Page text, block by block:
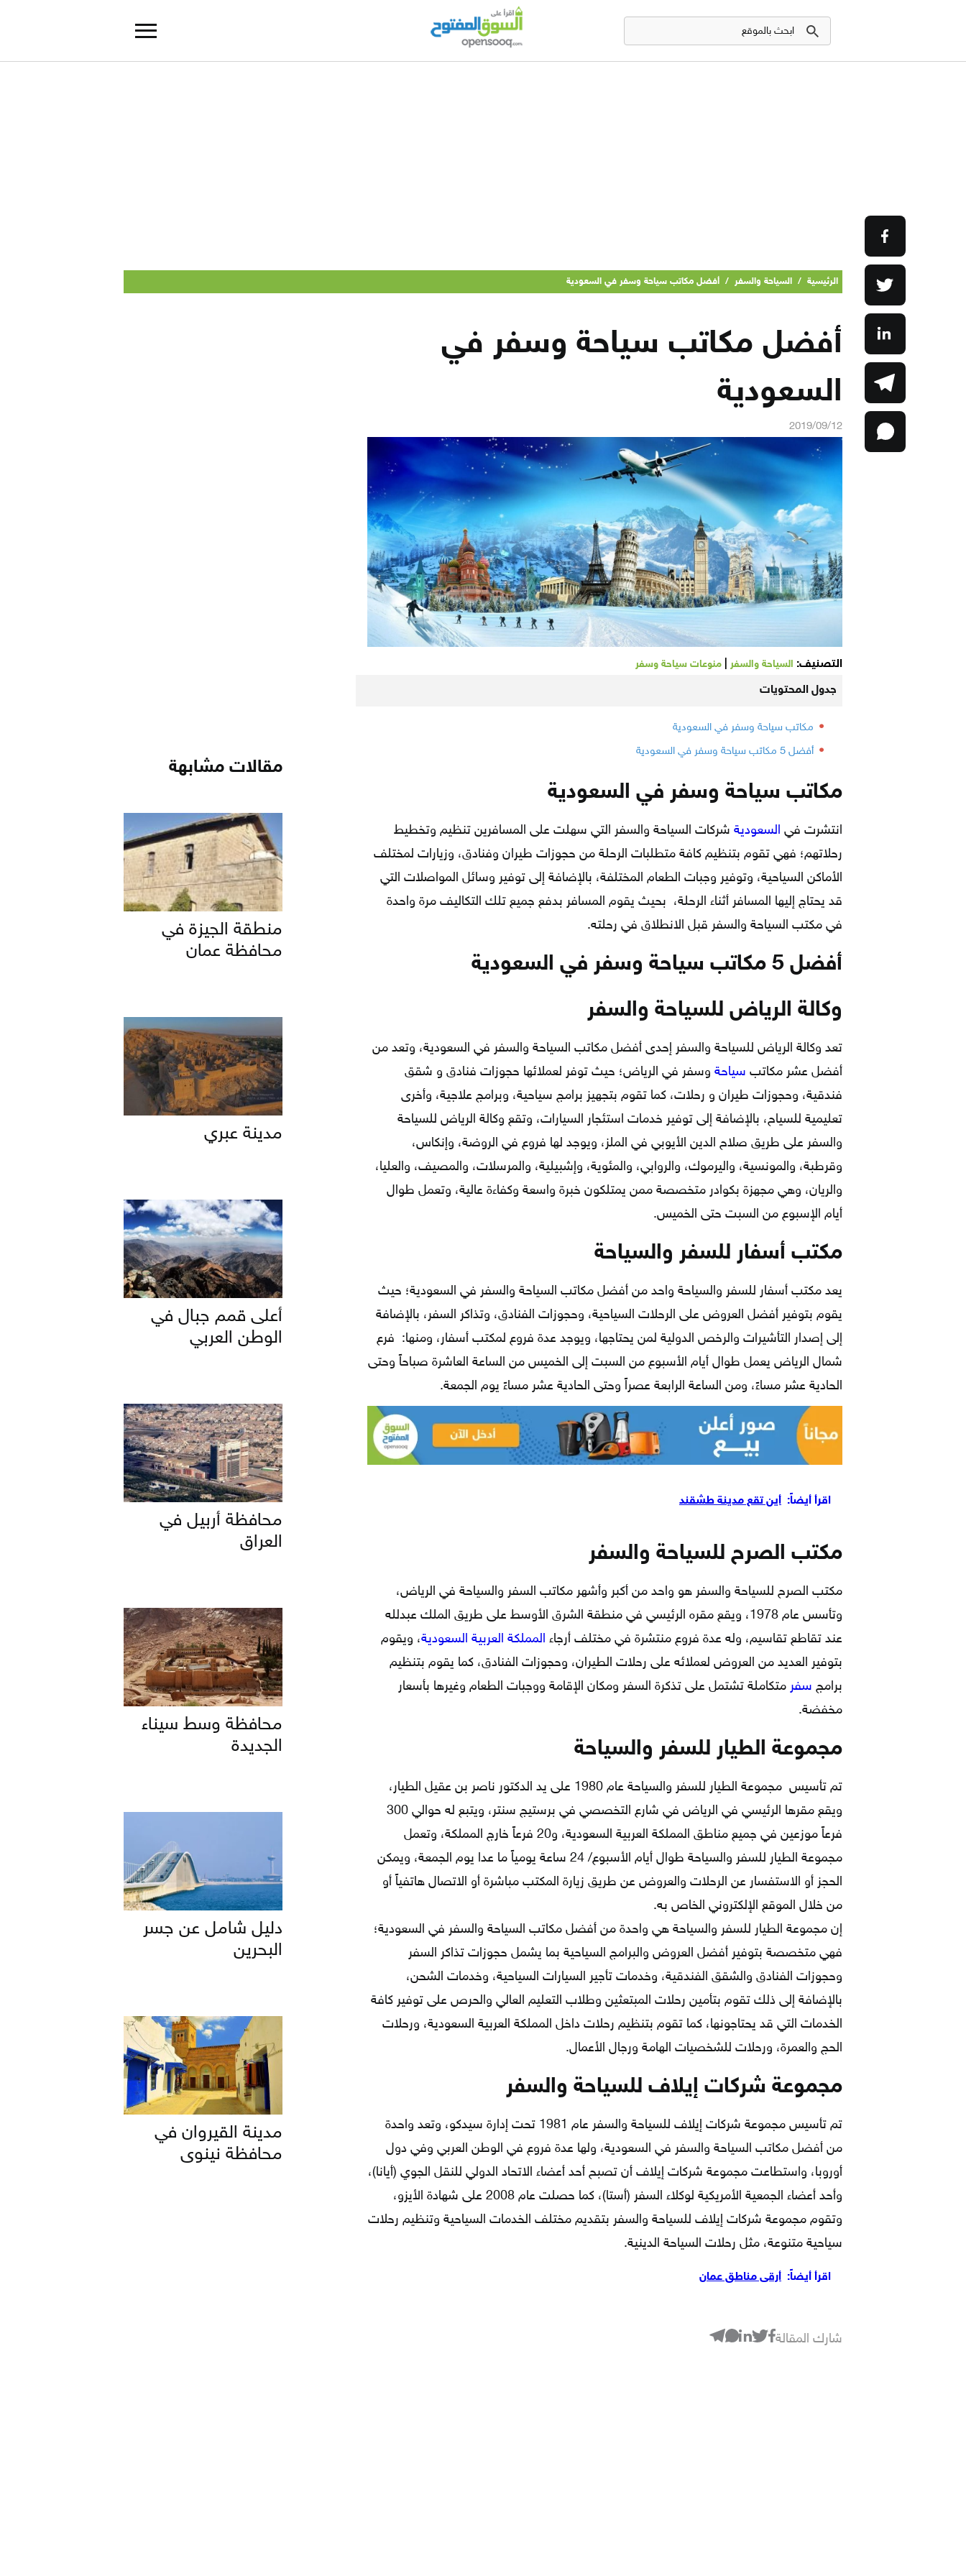
الرئيسية / السياحة والسفر / أفضل مكاتب سياحة وسفر في السعودية
أفضل مكاتب سياحة وسفر في
السعودية
2019/09/12
التصنيف: السياحة والسفر منوعات سياحة وسفر
جدول المحتويات
مكاتب سياحة وسفر في السعودية
أفضل 5 مكاتب سياحة وسفر في السعودية
مكاتب سياحة وسفر في السعودية
انتشرت في السعودية شركات السياحة والسفر التي سهلت على المسافرين تنظيم وتخطيط
رحلاتهم؛ فهي تقوم بتنظيم كافة متطلبات الرحلة من حجوزات طيران وفنادق، وزيارات لمختلف
الأماكن السياحية، وتوفير وجبات الطعام المختلفة، بالإضافة إلى توفير وسائل المواصلات التي
قد يحتاج إليها المسافر أثناء الرحلة، بحيث يقوم المسافر بدفع جميع تلك التكاليف مرة واحدة
في مكتب السياحة والسفر قبل الانطلاق في رحلته.
أفضل 5 مكاتب سياحة وسفر في السعودية
وكالة الرياض للسياحة والسفر
تعد وكالة الرياض للسياحة والسفر إحدى أفضل مكاتب السياحة والسفر في السعودية، وتعد من
أفضل عشر مكاتب سياحة وسفر في الرياض؛ حيث توفر لعملائها حجوزات فنادق و شقق
فندقية، وحجوزات طيران و رحلات، كما تقوم بتجهيز برامج سياحية، وبرامج علاجية، وأخرى
تعليمية للسياح، بالإضافة إلى توفير خدمات استئجار السيارات، وتقع وكالة الرياض للسياحة
والسفر على طريق صلاح الدين الأيوبي في الملز، ويوجد لها فروع في الروضة، وإنكاس،
وقرطبة، والمونسية، واليرموك، والروابي، والمئوية، وإشبيلية، والمرسلات، والمصيف، والعليا،
والريان، وهي مجهزة بكوادر متخصصة ممن يمتلكون خبرة واسعة وكفاءة عالية، وتعمل طوال
أيام الإسبوع من السبت حتى الخميس.
مكتب أسفار للسفر والسياحة
يعد مكتب أسفار للسفر والسياحة واحد من أفضل مكاتب السياحة والسفر في السعودية؛ حيث
يقوم بتوفير أفضل العروض على الرحلات السياحية، وحجوزات الفنادق، وتذاكر السفر، بالإضافة
إلى إصدار التأشيرات والرخص الدولية لمن يحتاجها، ويوجد عدة فروع لمكتب أسفار، ومنها: فرع
شمال الرياض يعمل طوال أيام الأسبوع من السبت إلى الخميس من الساعة العاشرة صباحاً وحتى
الحادية عشر مساءً، ومن الساعة الرابعة عصراً وحتى الحادية عشر مساءً يوم الجمعة.
اقرأ أيضاً: أين تقع مدينة طشقند
مكتب الصرح للسياحة والسفر
مكتب الصرح للسياحة والسفر هو واحد من أكبر وأشهر مكاتب السفر والسياحة في الرياض،
وتأسس عام 1978، ويقع مقره الرئيسي في منطقة الشرق الأوسط على طريق الملك عبدلله
عند تقاطع تقاسيم، وله عدة فروع منتشرة في مختلف أرجاء المملكة العربية السعودية، ويقوم
بتوفير العديد من العروض لعملائه على رحلات الطيران، وحجوزات الفنادق، كما يقوم بتنظيم
برامج سفر متكاملة تشتمل على تذكرة السفر ومكان الإقامة ووجبات الطعام وغيرها بأسعار
مخفضة.
مجموعة الطيار للسفر والسياحة
تم تأسيس مجموعة الطيار للسفر والسياحة عام 1980 على يد الدكتور ناصر بن عقيل الطيار،
ويقع مقرها الرئيسي في الرياض في شارع التخصصي في برستيج سنتر، ويتبع له حوالي 300
فرعاً موزعين في جميع مناطق المملكة العربية السعودية، و20 فرعاً خارج المملكة، وتعمل
مجموعة الطيار للسفر والسياحة طوال أيام الأسبوع/ 24 ساعة يومياً ما عدا يوم الجمعة، ويمكن
الحجز أو الاستفسار عن الرحلات والعروض عن طريق زيارة المكتب مباشرة أو الاتصال هاتفياً أو
من خلال الموقع الإلكتروني الخاص به.
إن مجموعة الطيار للسفر والسياحة هي واحدة من أفضل مكاتب السياحة والسفر في السعودية؛
فهي متخصصة بتوفير أفضل العروض والبرامج السياحية بما يشمل حجوزات تذاكر السفر
وحجوزات الفنادق والشقق الفندقية، وخدمات تأجير السيارات السياحية، وخدمات الشحن،
بالإضافة إلى ذلك تقوم بتأمين رحلات المبتعثين وطلاب التعليم العالي والحرص على توفير كافة
الخدمات التي قد يحتاجونها، كما تقوم بتنظيم رحلات داخل المملكة العربية السعودية، ورحلات
الحج والعمرة، ورحلات للشخصيات الهامة ورجال الأعمال.
مجموعة شركات إيلاف للسياحة والسفر
تم تأسيس مجموعة شركات إيلاف للسياحة والسفر عام 1981 تحت إدارة سيدكو، وتعد واحدة
من أفضل مكاتب السياحة والسفر في السعودية، ولها عدة فروع في الوطن العربي وفي دول
أوروبا، واستطاعت مجموعة شركات إيلاف أن تصبح أحد أعضاء الاتحاد الدولي للنقل الجوي (أيانا)،
وأحد أعضاء الجمعية الأمريكية لوكلاء السفر (أستا)، كما حصلت عام 2008 على شهادة الأيزو،
وتقوم مجموعة شركات إيلاف للسياحة والسفر بتقديم مختلف الخدمات السياحية وتنظيم رحلات
سياحية متنوعة، مثل رحلات السياحة الدينية.
اقرأ أيضاً: أرقى مناطق عمان
شارك المقالة
مقالات مشابهة
منطقة الجيزة في
محافظة عمان
مدينة عبري
أعلى قمم جبال في
الوطن العربي
محافظة أربيل في
العراق
محافظة وسط سيناء
الجديدة
دليل شامل عن جسر
البحرين
مدينة القيروان في
محافظة نينوى